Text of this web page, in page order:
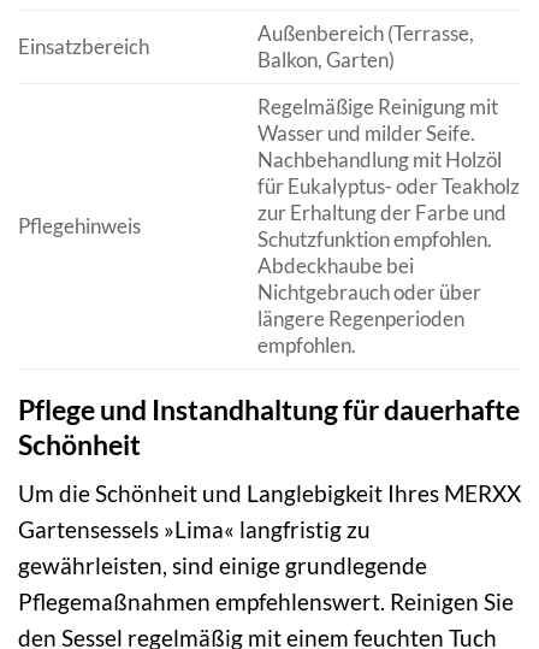
Einsatzbereich
Außenbereich (Terrasse,
Balkon, Garten)
Pflegehinweis
Regelmäßige Reinigung mit
Wasser und milder Seife.
Nachbehandlung mit Holzöl
für Eukalyptus- oder Teakholz
zur Erhaltung der Farbe und
Schutzfunktion empfohlen.
Abdeckhaube bei
Nichtgebrauch oder über
längere Regenperioden
empfohlen.
Pflege und Instandhaltung für dauerhafte
Schönheit
Um die Schönheit und Langlebigkeit Ihres MERXX
Gartensessels »Lima« langfristig zu
gewährleisten, sind einige grundlegende
Pflegemaßnahmen empfehlenswert. Reinigen Sie
den Sessel regelmäßig mit einem feuchten Tuch